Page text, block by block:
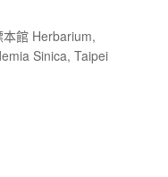
館 Herbarium,
Sinica, Taipei